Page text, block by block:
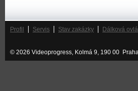
Profil Servis Stav zakázky Dálková
© 2026 Videoprogress, Kolmá 9, 190 00